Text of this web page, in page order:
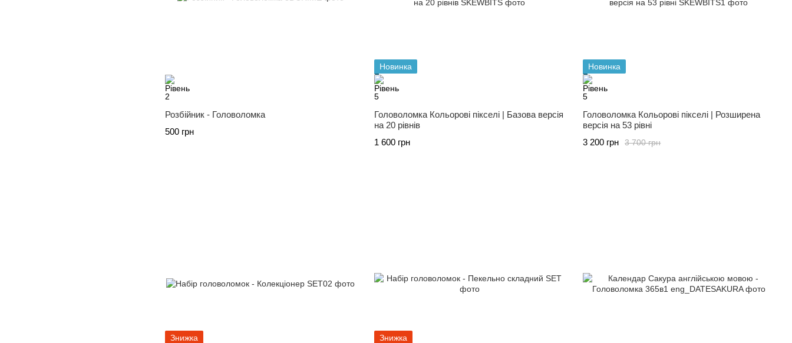
Розбійник - Головоломка
500 грн
Новинка
Головоломка Кольорові пікселі | Базова версія
на 20 рівнів
1 600 грн
Новинка
Головоломка Кольорові пікселі | Розширена
версія на 53 рівні
3 700 грн
3 200 грн
Знижка
Знижка